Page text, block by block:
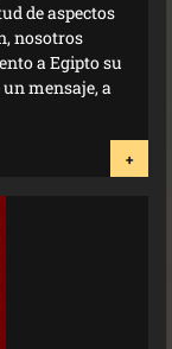
de aspectos
nosotros
a Egipto su
mensaje, a
+